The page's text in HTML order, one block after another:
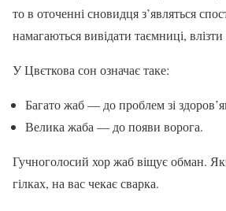
то в оточенні сновидця з’являться
намагаються вивідати таємниці,
У Цвєткова сон означає таке:
Багато жаб — до проблем зі
Велика жаба — до появи ворога.
Гучноголосий хор жаб віщує обман.
гілках, на вас чекає сварка.